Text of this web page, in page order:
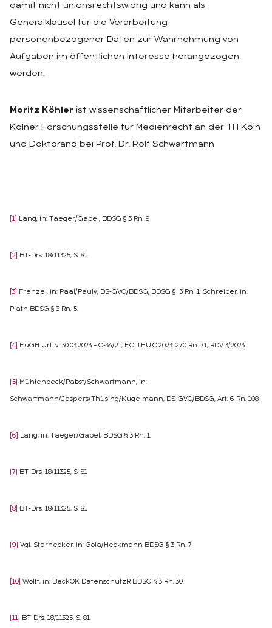
damit nicht unionsrechtswidrig und kann als
Generalklausel für die Verarbeitung
personenbezogener Daten zur Wahrnehmung von
Aufgaben im öffentlichen Interesse herangezogen
werden.
Moritz Köhler ist wissenschaftlicher Mitarbeiter der
Kölner Forschungsstelle für Medienrecht an der TH Köln
und Doktorand bei Prof. Dr. Rolf Schwartmann
[1] Lang, in: Taeger/Gabel, BDSG § 3 Rn. 9
[2] BT-Drs. 18/11325, S. 81.
[3] Frenzel, in: Paal/Pauly, DS-GVO/BDSG, BDSG § 3 Rn. 1; Schreiber, in:
Plath BDSG § 3 Rn. 5.
[4] EuGH Urt. v. 30.03.2023 – C-34/21, ECLI:EU:C:2023: 270 Rn. 71, RDV 3/2023.
[5] Mühlenbeck/Pabst/Schwartmann, in:
Schwartmann/Jaspers/Thüsing/Kugelmann, DS-GVO/BDSG, Art. 6 Rn. 108.
[6] Lang, in: Taeger/Gabel, BDSG § 3 Rn. 1.
[7] BT-Drs. 18/11325, S. 81
[8] BT-Drs. 18/11325, S. 81
[9] Vgl. Starnecker, in: Gola/Heckmann BDSG § 3 Rn. 7
[10] Wolff, in: BeckOK DatenschutzR BDSG § 3 Rn. 30.
[11] BT-Drs. 18/11325, S. 81.